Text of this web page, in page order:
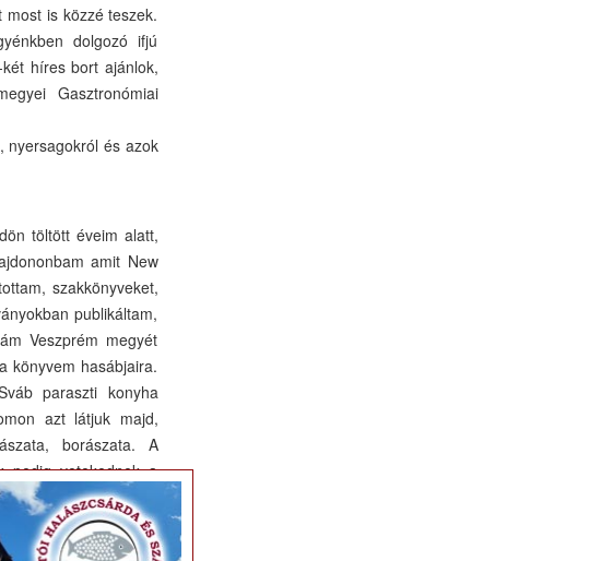
is közzé teszek.
dolgozó ifjú
híres bort ajánlok,
Gasztronómiai
nyersagokról és azok
töltött éveim alatt,
amit New
szakkönyveket,
publikáltam,
Veszprém megyét
könyvem hasábjaira.
paraszti konyha
azt látjuk majd,
borászata. A
pedig vetekednek a
fogjuk látni, hiszen
ami sajátos,
étterem, panzió,
×